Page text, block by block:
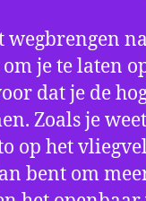
wegbrengen
je te laten
dat je de
Zoals je
op het
bent om